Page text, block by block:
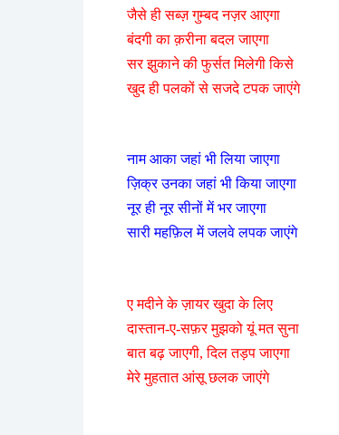
जैसे ही सब्ज़ गुम्बद नज़र आएगा
बंदगी का क़रीना बदल जाएगा
सर झुकाने की फुर्सत मिलेगी किसे
खुद ही पलकों से सजदे टपक जाएंगे
नाम आका जहां भी लिया जाएगा
ज़िक्र उनका जहां भी किया जाएगा
नूर ही नूर सीनों में भर जाएगा
सारी महफ़िल में जलवे लपक जाएंगे
ए मदीने के ज़ायर खुदा के लिए
दास्तान-ए-सफ़र मुझको यूं मत सुना
बात बढ़ जाएगी, दिल तड़प जाएगा
मेरे मुहतात आंसू छलक जाएंगे